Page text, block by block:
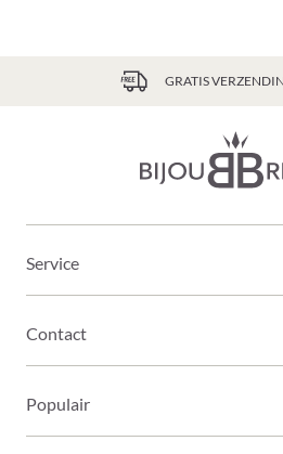
GRATIS
Service
Contact
Populair